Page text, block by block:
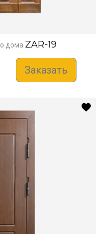
дома ZAR-19
Заказать